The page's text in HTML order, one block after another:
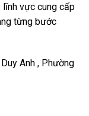
vực cung cấp
từng bước
Anh , Phường